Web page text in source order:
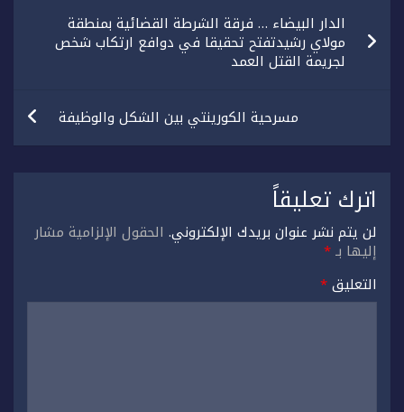
تصفّح
المقالاتالدار البيضاء … فرقة الشرطة القضائية بمنطقة
مولاي رشيدتفتح تحقيقا في دوافع ارتكاب شخص
لجريمة القتل العمد
مسرحية الكورينتي بين الشكل والوظيفة
اترك تعليقاً
لن يتم نشر عنوان بريدك الإلكتروني. الحقول الإلزامية مشار
إليها بـ*
التعليق*